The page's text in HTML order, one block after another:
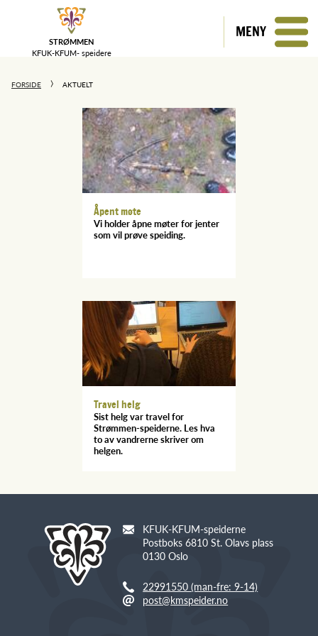
STRØMMEN
KFUK-KFUM- speidere
MENY
FORSIDE AKTUELT
Åpent møte
Vi holder åpne møter for jenter
som vil prøve speiding.
Travel helg
Sist helg var travel for
Strømmen-speiderne. Les hva
to av vandrerne skriver om
helgen.
KFUK-KFUM-speiderne
Postboks 6810 St. Olavs plass
0130 Oslo
22991550 (man-fre: 9-14)
post@kmspeider.no